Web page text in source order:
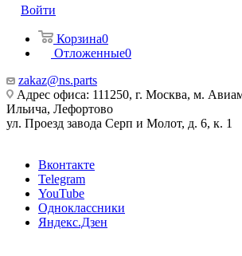
Войти
Корзина0
Отложенные0
zakaz@ns.parts
Адрес офиса: 111250, г. Москва, м.
Ильича, Лефортово
ул. Проезд завода Серп и Молот, д. 6, к. 1
Вконтакте
Telegram
YouTube
Одноклассники
Яндекс.Дзен